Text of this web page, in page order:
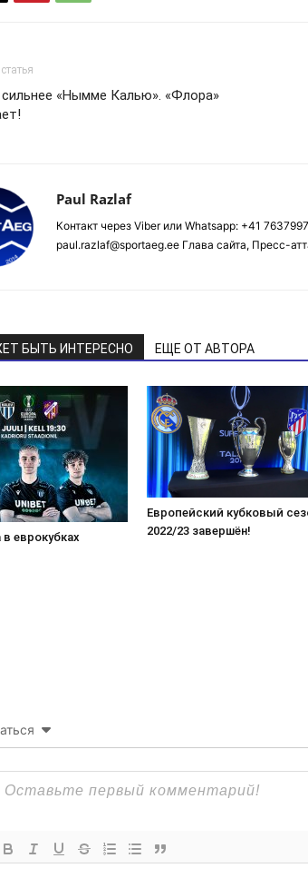
«Нымме Калью». «Флора»
Paul Razlaf
Контакт через Viber или Whatsapp: +41
paul.razlaf@sportaeg.ee Глава сайта, Пресс-
БЫТЬ ИНТЕРЕСНО ЕЩЕ ОТ АВТОРА
еврокубках
Европейский кубковый
2022/23 завершён!